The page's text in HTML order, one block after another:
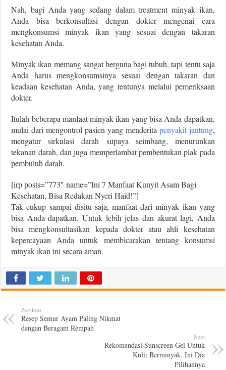
Nah, bagi Anda yang sedang dalam treatment minyak ikan,
Anda bisa berkonsultasi dengan dokter mengenai cara
mengkonsumsi minyak ikan yang sesuai dengan takaran
kesehatan Anda.
Minyak ikan memang sangat berguna bagi tubuh, tapi tentu saja
Anda harus mengkonsumsinya sesuai dengan takaran dan
keadaan kesehatan Anda, yang tentunya melalui pemeriksaan
dokter.
Itulah beberapa manfaat minyak ikan yang bisa Anda dapatkan,
mulai dari mengontrol pasien yang menderita penyakit jantung,
mengatur sirkulasi darah supaya seimbang, menurunkan
tekanan darah, dan juga memperlambat pembentukan plak pada
pembuluh darah.
[irp posts=”773″ name=”Ini 7 Manfaat Kunyit Asam Bagi
Kesehatan, Bisa Redakan Nyeri Haid!”]
Tak cukup sampai disitu saja, manfaat dari minyak ikan yang
bisa Anda dapatkan. Untuk lebih jelas dan akurat lagi, Anda
bisa mengkonsultasikan kepada dokter atau ahli kesehatan
kepercayaan Anda untuk membicarakan tentang konsumsi
minyak ikan ini secara aman.
Previous
Resep Semur Ayam Paling Nikmat
dengan Beragam Rempah
Next
Rekomendasi Sunscreen Gel Untuk
Kulit Berminyak, Ini Dia
Pilihannya